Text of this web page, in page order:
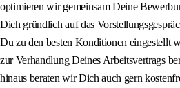
optimieren wir gemeinsam Deine
Dich gründlich auf das
Du zu den besten Konditionen eingestellt
zur Verhandlung Deines Arbeitsvertrags
hinaus beraten wir Dich auch gern